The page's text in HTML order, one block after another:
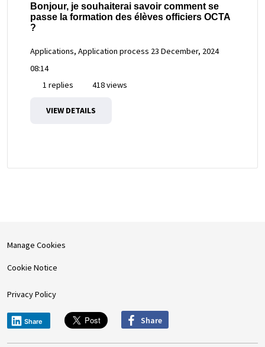
Bonjour, je souhaiterai savoir comment se
passe la formation des élèves officiers OCTA
?
Applications, Application process 23 December, 2024
08:14
1 replies
418 views
VIEW DETAILS
Manage Cookies
Cookie Notice
Privacy Policy
Share Share